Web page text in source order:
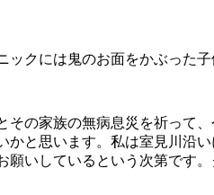
ックには鬼のお面をかぶった子
その家族の無病息災を祈って、
かと思います。私は室見川沿
願いしているという次第です。